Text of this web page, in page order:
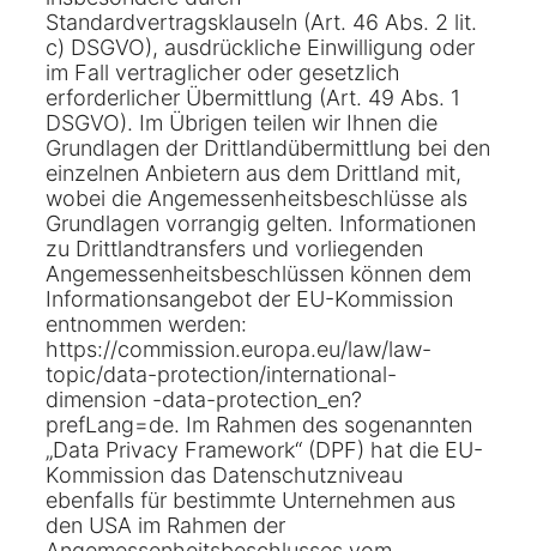
Standardvertragsklauseln (Art. 46 Abs. 2 lit.
c) DSGVO), ausdrückliche Einwilligung oder
im Fall vertraglicher oder gesetzlich
erforderlicher Übermittlung (Art. 49 Abs. 1
DSGVO). Im Übrigen teilen wir Ihnen die
Grundlagen der Drittlandübermittlung bei den
einzelnen Anbietern aus dem Drittland mit,
wobei die Angemessenheitsbeschlüsse als
Grundlagen vorrangig gelten. Informationen
zu Drittlandtransfers und vorliegenden
Angemessenheitsbeschlüssen können dem
Informationsangebot der EU-Kommission
entnommen werden:
https://commission.europa.eu/law/law-
topic/data-protection/international-
dimension -data-protection_en?
prefLang=de. Im Rahmen des sogenannten
„Data Privacy Framework“ (DPF) hat die EU-
Kommission das Datenschutzniveau
ebenfalls für bestimmte Unternehmen aus
den USA im Rahmen der